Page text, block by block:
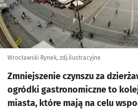
Wrocławski Rynek, zdj.ilustracyjne
Zmniejszenie czynszu za
ogródki gastronomiczne to
miasta, które mają na celu